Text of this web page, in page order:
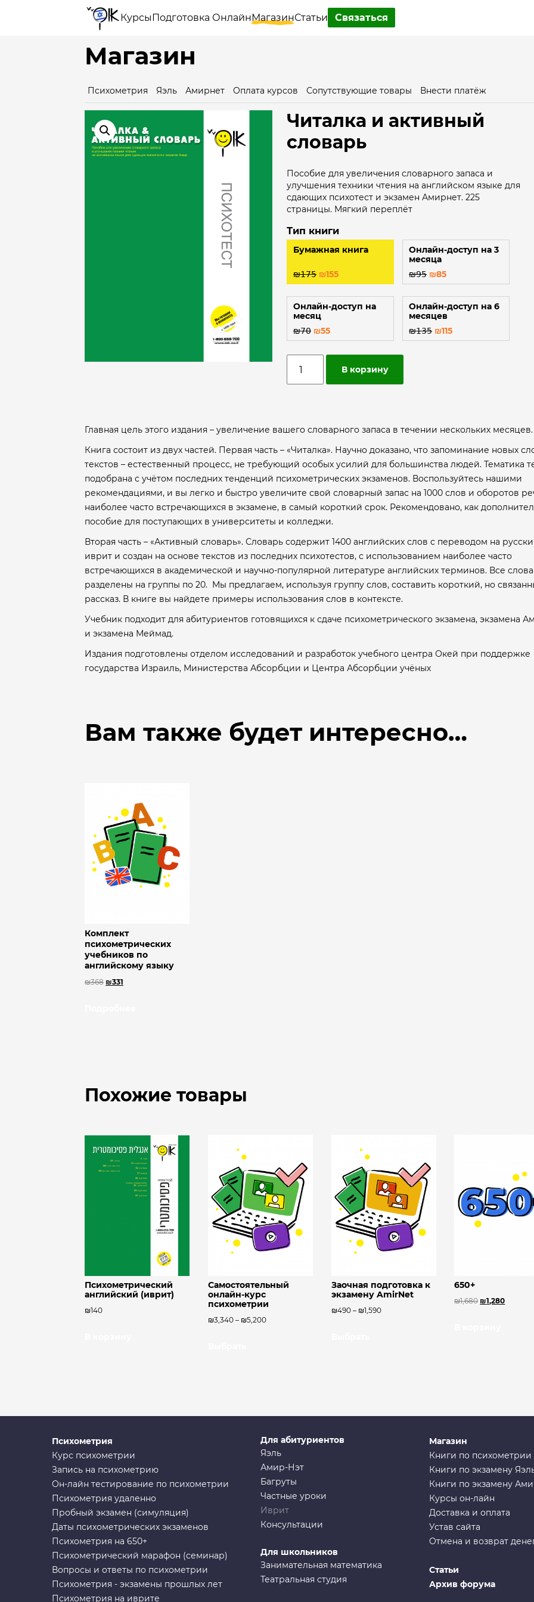
КурсыПодготовка ОнлайнМагазинСтатьи Связаться
Магазин
Психометрия Яэль Амирнет Оплата курсов Сопутствующие товары Внести платёж
Читалка и активный
словарь
Пособие для увеличения словарного запаса и
улучшения техники чтения на английском языке для
сдающих психотест и экзамен Амирнет. 225
страницы. Мягкий переплёт
Тип книги
Бумажная книга
₪𝟣𝟩𝟧 ₪155
Онлайн-доступ на 3
месяца
₪𝟫𝟧 ₪85
Онлайн-доступ на
месяц
₪𝟩𝟢 ₪55
Онлайн-доступ на 6
месяцев
₪𝟣𝟥𝟧 ₪115
В корзину
Главная цель этого издания – увеличение вашего словарного запаса в течении нескольких месяцев.
Книга состоит из двух частей. Первая часть – «Читалка». Научно доказано, что запоминание новых
текстов – естественный процесс, не требующий особых усилий для большинства людей. Тематика
подобрана с учётом последних тенденций психометрических экзаменов. Воспользуйтесь нашими
рекомендациями, и вы легко и быстро увеличите свой словарный запас на 1000 слов и оборотов
наиболее часто встречающихся в экзамене, в самый короткий срок. Рекомендовано, как
пособие для поступающих в университеты и колледжи.
Вторая часть – «Активный словарь». Словарь содержит 1400 английских слов с переводом на
иврит и создан на основе текстов из последних психотестов, с использованием наиболее часто
встречающихся в академической и научно-популярной литературе английских терминов. Все слова
разделены на группы по 20. Мы предлагаем, используя группу слов, составить короткий, но
рассказ. В книге вы найдете примеры использования слов в контексте.
Учебник подходит для абитуриентов готовящихся к сдаче психометрического экзамена, экзамена
и экзамена Меймад.
Издания подготовлены отделом исследований и разработок учебного центра Окей при поддержке
государства Израиль, Министерства Абсорбции и Центра Абсорбции учёных
Вам также будет интересно…
Комплект
психометрических
учебников по
английскому языку
₪368 ₪331
Похожие товары
Психометрический
английский (иврит)
₪140
Самостоятельный
онлайн-курс
психометрии
₪3,340– ₪5,200
Заочная подготовка к
экзамену AmirNet
₪490– ₪1,590
650+
₪1,680 ₪1,280
Психометрия
Курс психометрии
Запись на психометрию
Он-лайн тестирование по психометрии
Психометрия удаленно
Пробный экзамен (симуляция)
Даты психометрических экзаменов
Психометрия на 650+
Психометрический марафон (семинар)
Вопросы и ответы по психометрии
Психометрия - экзамены прошлых лет
Психометрия на иврите
Для абитуриентов
Яэль
Амир-Нэт
Багруты
Частные уроки
Иврит
Консультации
Для школьников
Занимательная математика
Театральная студия
Магазин
Книги по психометрии
Книги по экзамену
Книги по экзамену
Курсы он-лайн
Доставка и оплата
Устав сайта
Отмена и возврат
Статьи
Архив форума